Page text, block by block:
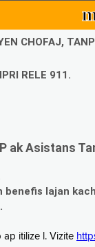
CHOFAJ,
RELE 911.
ak Asistans
benefis lajan
.
itilize l. Vizite